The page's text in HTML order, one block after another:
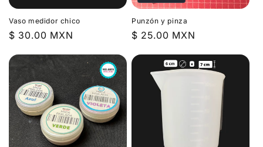
Vaso medidor chico
Precio
$ 30.00 MXN
Punzón y pinza
Precio
$ 25.00 MXN